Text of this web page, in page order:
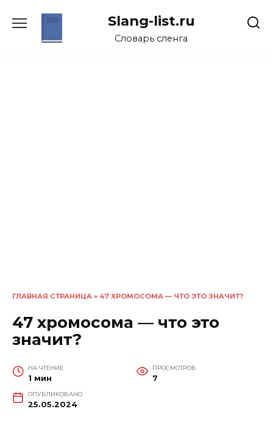
Slang-list.ru
Словарь сленга
ГЛАВНАЯ СТРАНИЦА » 47 ХРОМОСОМА — ЧТО ЭТО ЗНАЧИТ?
47 хромосома — что это
значит?
НА ЧТЕНИЕ
1 мин
ПРОСМОТРОВ
7
ОПУБЛИКОВАНО
25.05.2024